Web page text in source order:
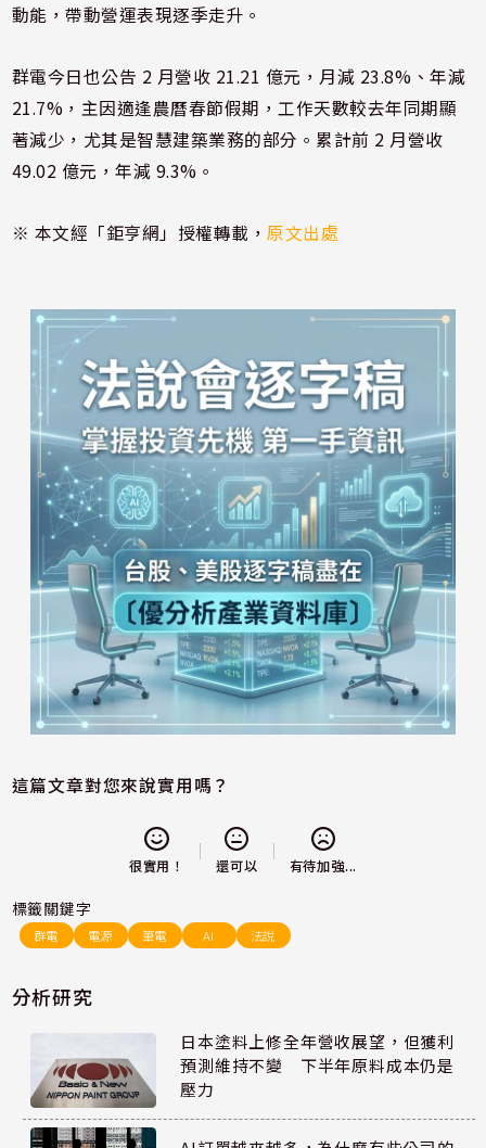
動能，帶動營運表現逐季走升。
群電今日也公告 2 月營收 21.21 億元，月減 23.8%、年減
21.7%，主因適逢農曆春節假期，工作天數較去年同期顯
著減少，尤其是智慧建築業務的部分。累計前 2 月營收
49.02 億元，年減 9.3%。
※ 本文經「鉅亨網」授權轉載，原文出處
這篇文章對您來說實用嗎？
很實用！ 還可以 有待加強...
標籤關鍵字
群電 電源 筆電 AI 法說
分析研究
日本塗料上修全年營收展望，但獲利
預測維持不變 下半年原料成本仍是
壓力